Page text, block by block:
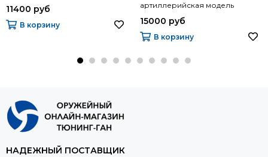
11400 руб
В корзину
артиллерийская модель
15000 руб
В корзину
НАДЕЖНЫЙ ПОСТАВЩИК